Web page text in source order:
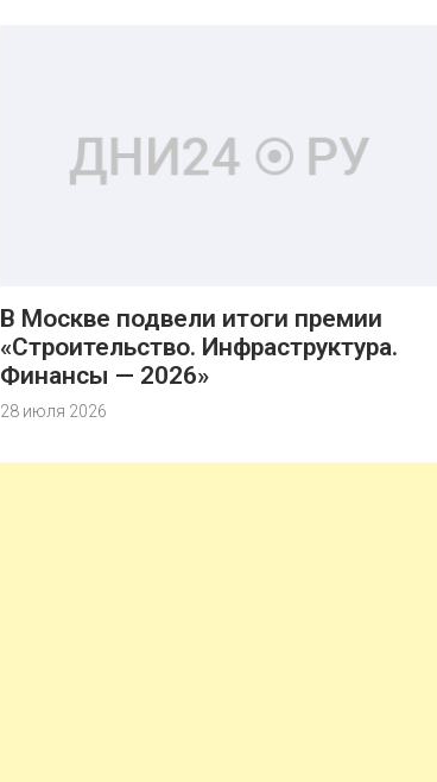
В Москве подвели итоги премии
«Строительство. Инфраструктура.
Финансы — 2026»
28 июля 2026